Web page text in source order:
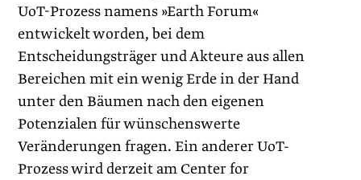
UoT-Prozess namens »Earth Forum«
entwickelt worden, bei dem
Entscheidungsträger und Akteure aus allen
Bereichen mit ein wenig Erde in der Hand
unter den Bäumen nach den eigenen
Potenzialen für wünschenswerte
Veränderungen fragen. Ein anderer UoT-
Prozess wird derzeit am Center for